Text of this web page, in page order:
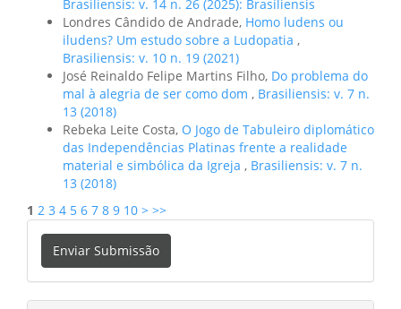
Brasiliensis: v. 14 n. 26 (2025): Brasiliensis
Londres Cândido de Andrade, Homo ludens ou
iludens? Um estudo sobre a Ludopatia ,
Brasiliensis: v. 10 n. 19 (2021)
José Reinaldo Felipe Martins Filho, Do problema do
mal à alegria de ser como dom , Brasiliensis: v. 7 n.
13 (2018)
Rebeka Leite Costa, O Jogo de Tabuleiro diplomático
das Independências Platinas frente a realidade
material e simbólica da Igreja , Brasiliensis: v. 7 n.
13 (2018)
1 2 3 4 5 6 7 8 9 10 > >>
Enviar
Submissão
Enviar Submissão